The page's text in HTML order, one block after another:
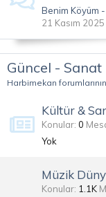
Benim Köyüm
21 Kasım 2025
Güncel - Sanat
Harbimekan
Kültür &
Konular 0
Yok
Müzik
Konular 1.1K